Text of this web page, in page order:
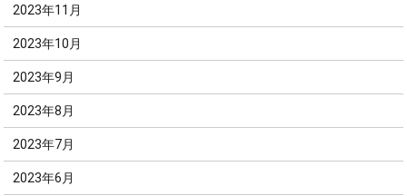
2023年11月
2023年10月
2023年9月
2023年8月
2023年7月
2023年6月